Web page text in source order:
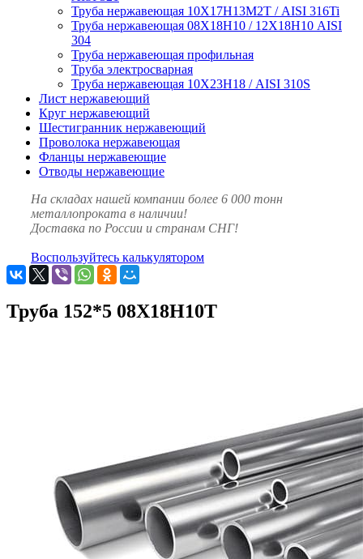
Труба нержавеющая 10Х17Н13М2Т / AISI 316Ti
Труба нержавеющая 08Х18Н10 / 12Х18Н10 AISI
304
Труба нержавеющая профильная
Труба электросварная
Труба нержавеющая 10Х23Н18 / AISI 310S
Лист нержавеющий
Круг нержавеющий
Шестигранник нержавеющий
Проволока нержавеющая
Фланцы нержавеющие
Отводы нержавеющие
На складах нашей компании более 6 000 тонн
металлопроката в наличии!
Доставка по России и странам СНГ!
Воспользуйтесь калькулятором
Труба 152*5 08Х18Н10Т